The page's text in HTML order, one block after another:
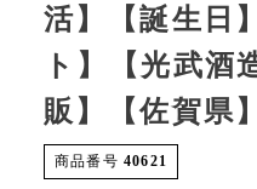
活】【誕生日
ト】【光武
販】【佐賀県】
商品番号 40621